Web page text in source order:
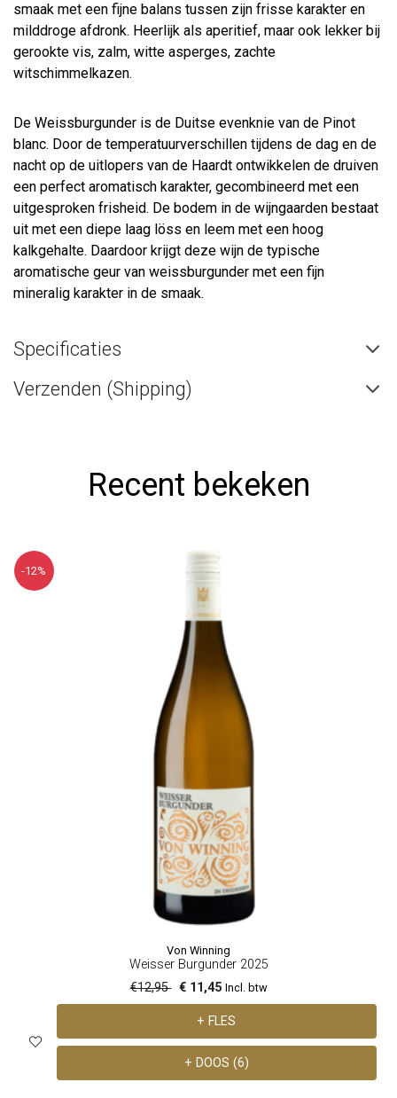
smaak met een fijne balans tussen zijn frisse karakter en
milddroge afdronk. Heerlijk als aperitief, maar ook lekker bij
gerookte vis, zalm, witte asperges, zachte
witschimmelkazen.
De Weissburgunder is de Duitse evenknie van de Pinot
blanc. Door de temperatuurverschillen tijdens de dag en de
nacht op de uitlopers van de Haardt ontwikkelen de druiven
een perfect aromatisch karakter, gecombineerd met een
uitgesproken frisheid. De bodem in de wijngaarden bestaat
uit met een diepe laag löss en leem met een hoog
kalkgehalte. Daardoor krijgt deze wijn de typische
aromatische geur van weissburgunder met een fijn
mineralig karakter in de smaak.
Specificaties
Verzenden (Shipping)
Recent bekeken
-12%
Von Winning
Weisser Burgunder 2025
€12,95 € 11,45 Incl. btw
+ FLES
+ DOOS (6)